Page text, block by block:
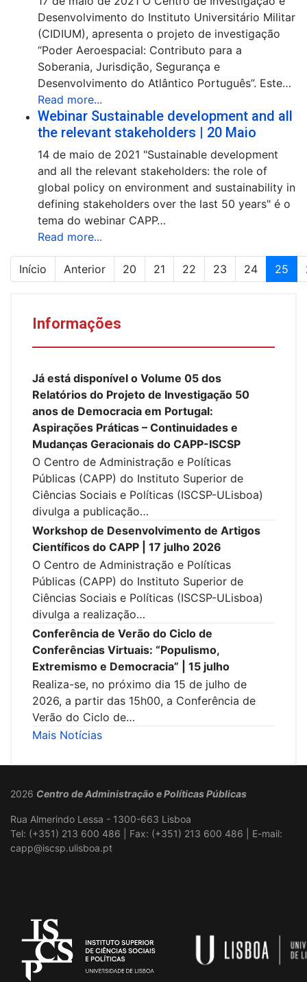
Desenvolvimento do Instituto Universitário Militar
(CIDIUM), apresenta o projeto de investigação
“Poder Aeroespacial: Contributo para a
Soberania, Jurisdição, Segurança e
Desenvolvimento do Atlântico Português”. Este…
Read more...
Webinar Sustainable development and all
the relevant stakeholders | 20 Maio
14 de maio de 2021 "Sustainable development
and all the relevant stakeholders: the role of
global policy on environment and sustainability in
defining stakeholders over the last 50 years" é o
tema do webinar CAPP…
Read more...
Início Anterior 20 21 22 23 24 25
Informações
Já está disponível o Volume 05 dos
Relatórios do Projeto de Investigação 50
anos de Democracia em Portugal:
Aspirações Práticas – Continuidades e
Mudanças Geracionais do CAPP-ISCSP
O Centro de Administração e Políticas
Públicas (CAPP) do Instituto Superior de
Ciências Sociais e Políticas (ISCSP-ULisboa)
divulga a publicação…
Workshop de Desenvolvimento de Artigos
Científicos do CAPP | 17 julho 2026
O Centro de Administração e Políticas
Públicas (CAPP) do Instituto Superior de
Ciências Sociais e Políticas (ISCSP-ULisboa)
divulga a realização…
Conferência de Verão do Ciclo de
Conferências Virtuais: “Populismo,
Extremismo e Democracia” | 15 julho
Realiza-se, no próximo dia 15 de julho de
2026, a partir das 15h00, a Conferência de
Verão do Ciclo de…
Mais Notícias
2026 Centro de Administração e Políticas Públicas
Rua Almerindo Lessa - 1300-663 Lisboa
Tel: (+351) 213 600 486 | Fax: (+351) 213 600 486 | E-mail:
capp@iscsp.ulisboa.pt